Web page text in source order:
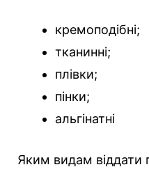
кремоподібні;
тканинні;
плівки;
пінки;
альгінатні
Яким видам віддати